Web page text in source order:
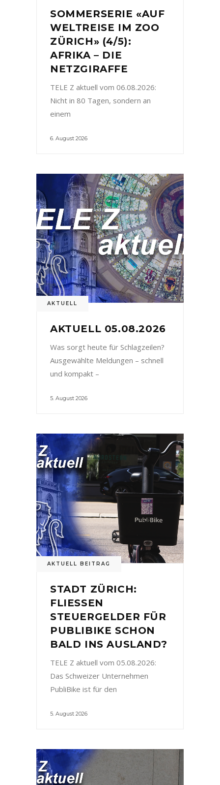
SOMMERSERIE «AUF
WELTREISE IM ZOO
ZÜRICH» (4/5):
AFRIKA – DIE
NETZGIRAFFE
TELE Z aktuell vom 06.08.2026:
Nicht in 80 Tagen, sondern an
einem
6. August 2026
AKTUELL
AKTUELL 05.08.2026
Was sorgt heute für Schlagzeilen?
Ausgewählte Meldungen – schnell
und kompakt –
5. August 2026
AKTUELL BEITRAG
STADT ZÜRICH:
FLIESSEN
STEUERGELDER FÜR
PUBLIBIKE SCHON
BALD INS AUSLAND?
TELE Z aktuell vom 05.08.2026:
Das Schweizer Unternehmen
PubliBike ist für den
5. August 2026